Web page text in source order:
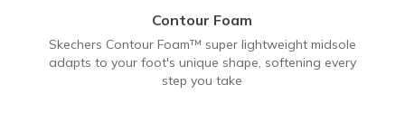
Contour Foam
Skechers Contour Foam™ super lightweight midsole
adapts to your foot's unique shape, softening every
step you take